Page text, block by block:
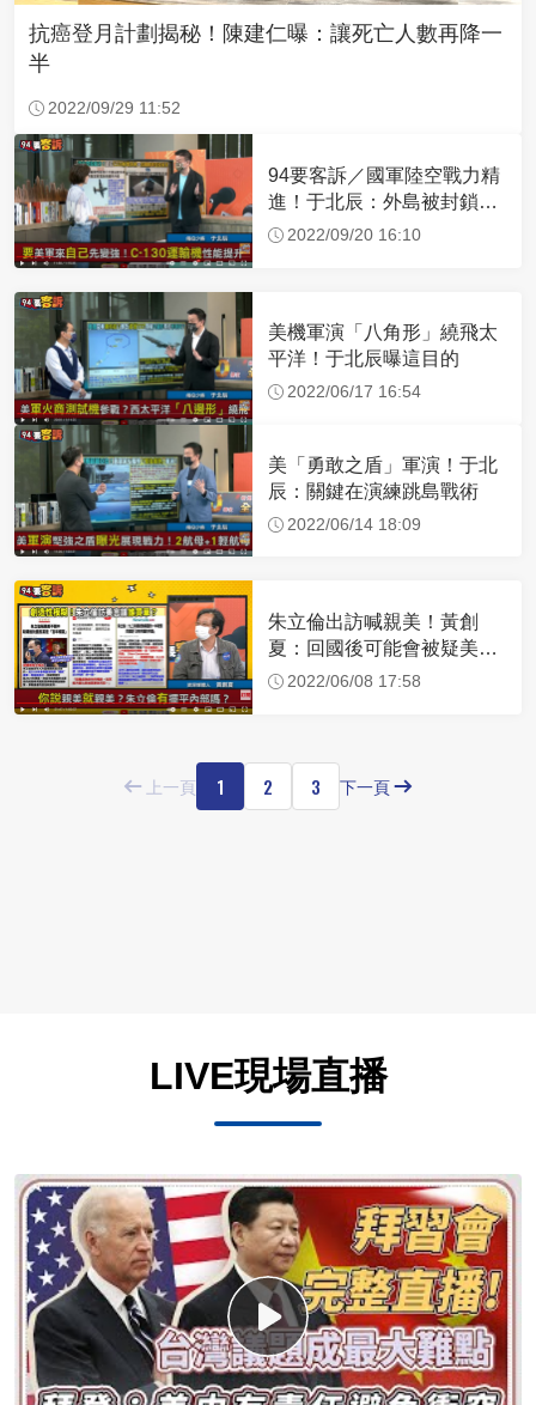
抗癌登月計劃揭秘！陳建仁曝：讓死亡人數再降一
半
2022/09/29 11:52
94要客訴／國軍陸空戰力精
進！于北辰：外島被封鎖可
空中補給
2022/09/20 16:10
美機軍演「八角形」繞飛太
平洋！于北辰曝這目的
2022/06/17 16:54
美「勇敢之盾」軍演！于北
辰：關鍵在演練跳島戰術
2022/06/14 18:09
朱立倫出訪喊親美！黃創
夏：回國後可能會被疑美派
圍剿2022/06/08 17:58
上一頁 1 2 3 下一頁
LIVE現場直播